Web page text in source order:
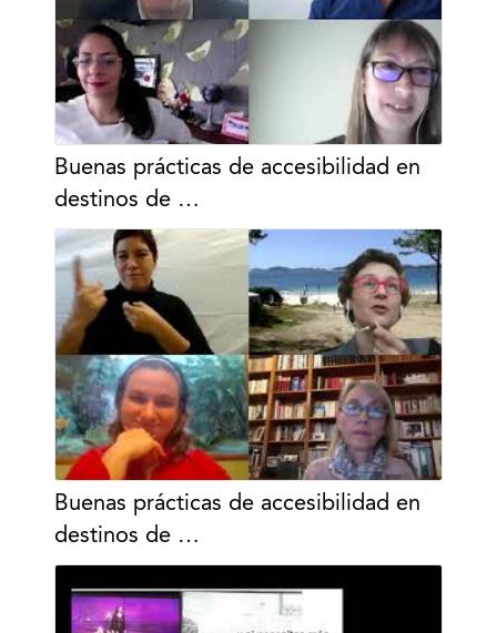
Buenas prácticas de accesibilidad en
destinos de …
Buenas prácticas de accesibilidad en
destinos de …